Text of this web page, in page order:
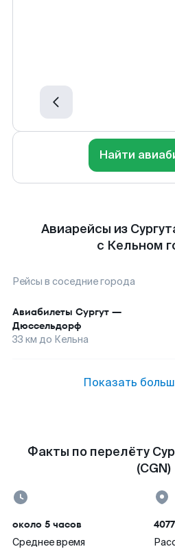
Найти
Авиарейсы из
с Кельном
Рейсы в соседние города
Авиабилеты Сургут —
Дюссельдорф
33 км до Кельна
Показать
Факты по перелёту
(CGN)
около 5 часов
Среднее время